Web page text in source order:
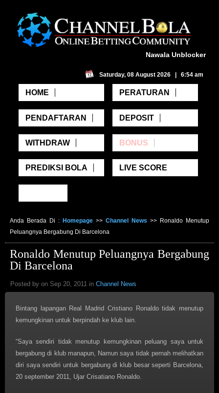
Nawala Unblocker
Saturday, 08 August 2026 | 6:54 am
HOME PERATURAN
PENDAFTARAN DEPOSIT
WITHDRAW BONUS
PREDIKSI BOLA LIVE SCORE
Anda Berada Di : Homepage >> Channel News >> Ronaldo Menutup
Peluangnya Bergabung Di Barcelona
Ronaldo Menutup Peluangnya Bergabung
Di Barcelona
Posted by on Sep 20, 2011 in Channel News
Bintang lapangan Real Madrid Cristiano Ronaldo tidak menutup
kemungkinan untuk berpindah ke klub lain.
“Saya sendiri tidak menutup kemungkinan peluang saya untuk
bergabung di klub manapun, Namun saya tidak pernah melihatkan
diri saya sendiri untuk bergabung di klub besar seperti Barcelona,
20 september 2011, Ujar Crisatiano Ronaldo.